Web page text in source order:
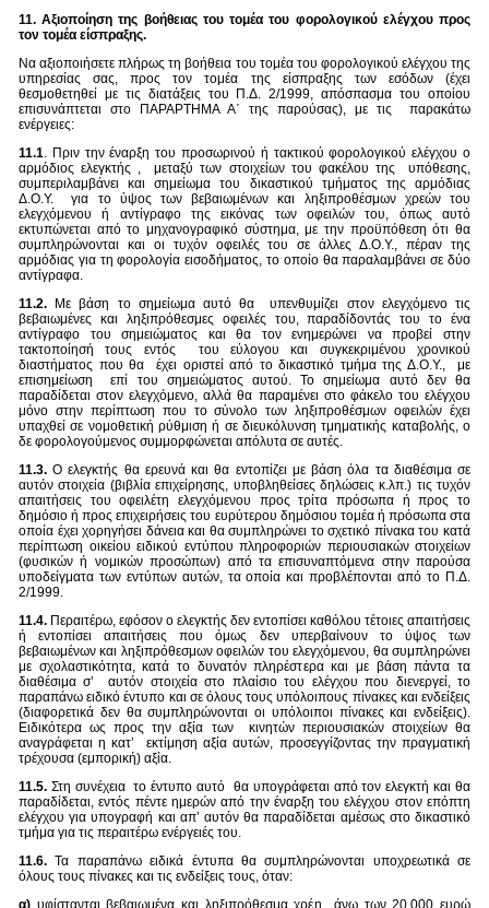
11. Αξιοποίηση της βοήθειας του τομέα του φορολογικού ελέγχου προς
τον τομέα είσπραξης.
Να αξιοποιήσετε πλήρως τη βοήθεια του τομέα του φορολογικού ελέγχου της
υπηρεσίας σας, προς τον τομέα της είσπραξης των εσόδων (έχει
θεσμοθετηθεί με τις διατάξεις του Π.Δ. 2/1999, απόσπασμα του οποίου
επισυνάπτεται στο ΠΑΡΑΡΤΗΜΑ Α΄ της παρούσας), με τις παρακάτω
ενέργειες:
11.1. Πριν την έναρξη του προσωρινού ή τακτικού φορολογικού ελέγχου ο
αρμόδιος ελεγκτής , μεταξύ των στοιχείων του φακέλου της υπόθεσης,
συμπεριλαμβάνει και σημείωμα του δικαστικού τμήματος της αρμόδιας
Δ.Ο.Υ. για το ύψος των βεβαιωμένων και ληξιπροθέσμων χρεών του
ελεγχόμενου ή αντίγραφο της εικόνας των οφειλών του, όπως αυτό
εκτυπώνεται από το μηχανογραφικό σύστημα, με την προϋπόθεση ότι θα
συμπληρώνονται και οι τυχόν οφειλές του σε άλλες Δ.Ο.Υ., πέραν της
αρμόδιας για τη φορολογία εισοδήματος, το οποίο θα παραλαμβάνει σε δύο
αντίγραφα.
11.2. Με βάση το σημείωμα αυτό θα υπενθυμίζει στον ελεγχόμενο τις
βεβαιωμένες και ληξιπρόθεσμες οφειλές του, παραδίδοντάς του το ένα
αντίγραφο του σημειώματος και θα τον ενημερώνει να προβεί στην
τακτοποίησή τους εντός του εύλογου και συγκεκριμένου χρονικού
διαστήματος που θα έχει οριστεί από το δικαστικό τμήμα της Δ.Ο.Υ., με
επισημείωση επί του σημειώματος αυτού. Το σημείωμα αυτό δεν θα
παραδίδεται στον ελεγχόμενο, αλλά θα παραμένει στο φάκελο του ελέγχου
μόνο στην περίπτωση που το σύνολο των ληξιπροθέσμων οφειλών έχει
υπαχθεί σε νομοθετική ρύθμιση ή σε διευκόλυνση τμηματικής καταβολής, ο
δε φορολογούμενος συμμορφώνεται απόλυτα σε αυτές.
11.3. Ο ελεγκτής θα ερευνά και θα εντοπίζει με βάση όλα τα διαθέσιμα σε
αυτόν στοιχεία (βιβλία επιχείρησης, υποβληθείσες δηλώσεις κ.λπ.) τις τυχόν
απαιτήσεις του οφειλέτη ελεγχόμενου προς τρίτα πρόσωπα ή προς το
δημόσιο ή προς επιχειρήσεις του ευρύτερου δημόσιου τομέα ή πρόσωπα στα
οποία έχει χορηγήσει δάνεια και θα συμπληρώνει το σχετικό πίνακα του κατά
περίπτωση οικείου ειδικού εντύπου πληροφοριών περιουσιακών στοιχείων
(φυσικών ή νομικών προσώπων) από τα επισυναπτόμενα στην παρούσα
υποδείγματα των εντύπων αυτών, τα οποία και προβλέπονται από το Π.Δ.
2/1999.
11.4. Περαιτέρω, εφόσον ο ελεγκτής δεν εντοπίσει καθόλου τέτοιες απαιτήσεις
ή εντοπίσει απαιτήσεις που όμως δεν υπερβαίνουν το ύψος των
βεβαιωμένων και ληξιπρόθεσμων οφειλών του ελεγχόμενου, θα συμπληρώνει
με σχολαστικότητα, κατά το δυνατόν πληρέστερα και με βάση πάντα τα
διαθέσιμα σ’ αυτόν στοιχεία στο πλαίσιο του ελέγχου που διενεργεί, το
παραπάνω ειδικό έντυπο και σε όλους τους υπόλοιπους πίνακες και ενδείξεις
(διαφορετικά δεν θα συμπληρώνονται οι υπόλοιποι πίνακες και ενδείξεις).
Ειδικότερα ως προς την αξία των κινητών περιουσιακών στοιχείων θα
αναγράφεται η κατ’ εκτίμηση αξία αυτών, προσεγγίζοντας την πραγματική
τρέχουσα (εμπορική) αξία.
11.5. Στη συνέχεια το έντυπο αυτό θα υπογράφεται από τον ελεγκτή και θα
παραδίδεται, εντός πέντε ημερών από την έναρξη του ελέγχου στον επόπτη
ελέγχου για υπογραφή και απ’ αυτόν θα παραδίδεται αμέσως στο δικαστικό
τμήμα για τις περαιτέρω ενέργειές του.
11.6. Τα παραπάνω ειδικά έντυπα θα συμπληρώνονται υποχρεωτικά σε
όλους τους πίνακες και τις ενδείξεις τους, όταν:
α) υφίστανται βεβαιωμένα και ληξιπρόθεσμα χρέη άνω των 20.000 ευρώ